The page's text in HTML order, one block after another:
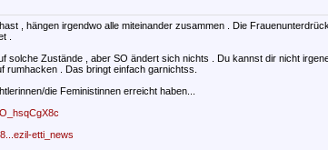
, hängen irgendwo alle miteinander zusammen . Die
.
solche Zustände , aber SO ändert sich nichts . Du kannst dir nicht
rumhacken . Das bringt einfach garnichtss.
die Feministinnen erreicht haben...
etti_news